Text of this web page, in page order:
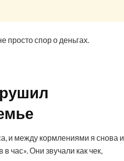
просто спор о деньгах.
и между кормлениями я снова и
час». Они звучали как чек,